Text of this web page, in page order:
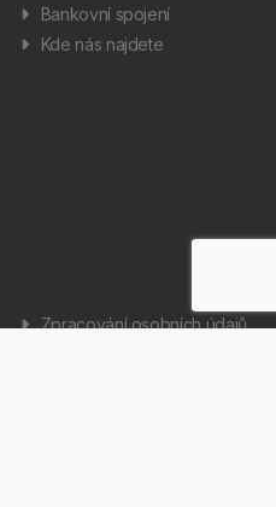
Bankovní spojení
Kde nás najdete
Zpracování osobních údajů